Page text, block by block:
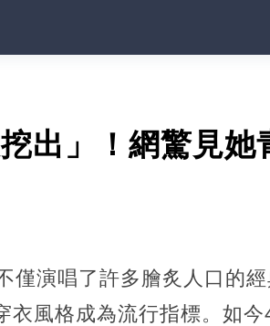
出」！網驚見她
僅演唱了許多膾炙人口的
衣風格成為流行指標。如